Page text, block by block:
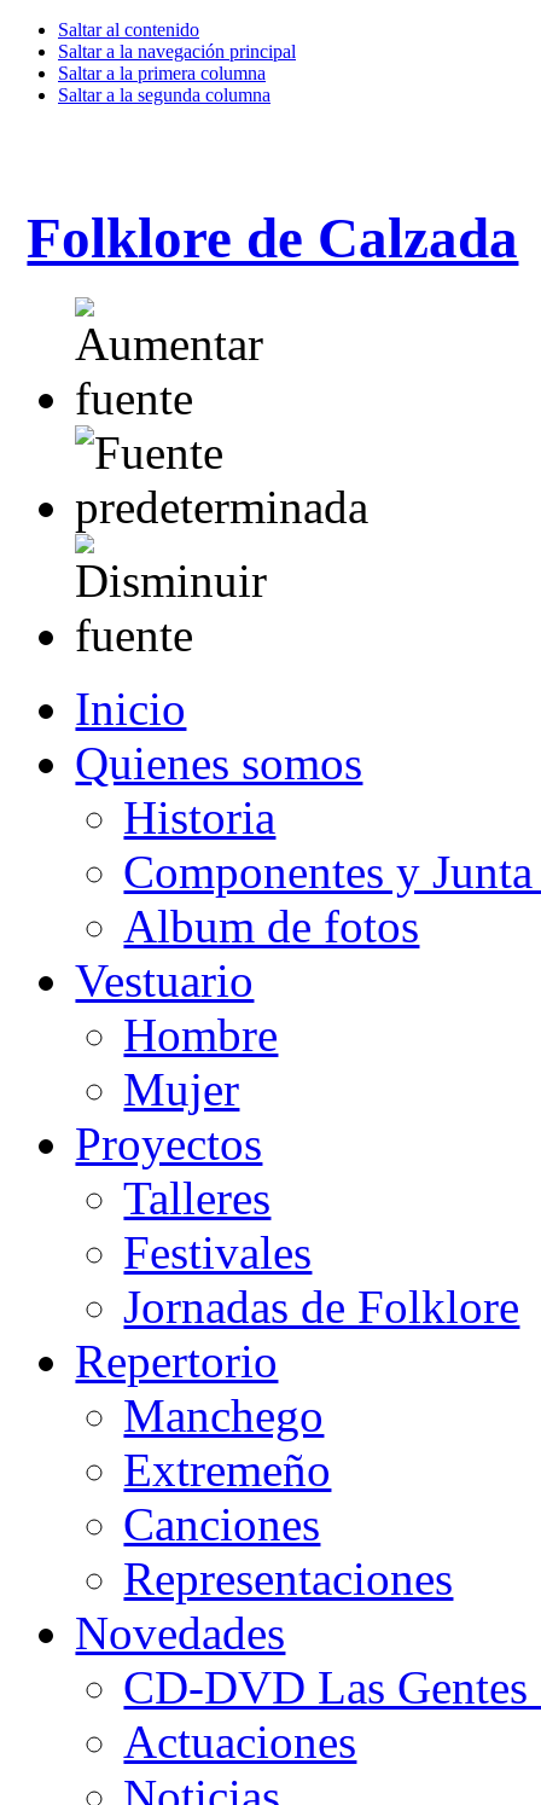
Saltar al contenido
Saltar a la navegación principal
Saltar a la primera columna
Saltar a la segunda columna
Folklore de Calzada
Inicio
Quienes somos
Historia
Componentes y
Album de fotos
Vestuario
Hombre
Mujer
Proyectos
Talleres
Festivales
Jornadas de Folklore
Repertorio
Manchego
Extremeño
Canciones
Representaciones
Novedades
CD-DVD Las Gentes
Actuaciones